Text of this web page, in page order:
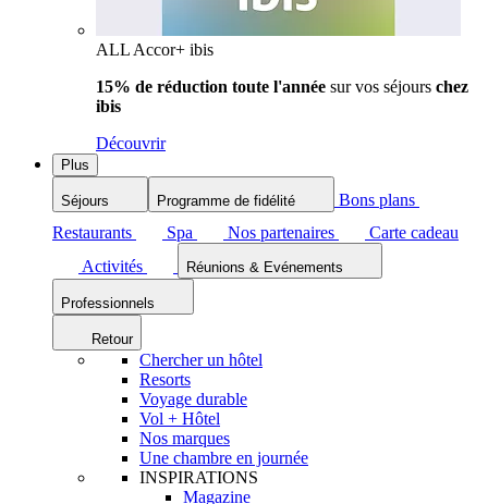
ALL Accor+ ibis
15% de réduction toute l'année sur vos séjours chez
ibis
Découvrir
Plus
Séjours Programme de fidélité
Bons plans
Restaurants
Spa Nos partenaires
Carte cadeau
Activités
Réunions & Evénements
Professionnels
Retour
Chercher un hôtel
Resorts
Voyage durable
Vol + Hôtel
Nos marques
Une chambre en journée
INSPIRATIONS
Magazine